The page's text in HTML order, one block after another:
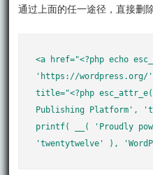
通过上面的任一途径，直接删
<a href="<?php echo
'https://
title="<?php esc_attr_e(
Publishing Platform',
printf( __( 'Proudly
'twentytwelve' ),